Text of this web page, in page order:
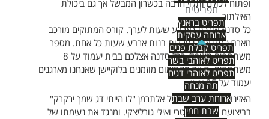
תפריטים
תפריט בראנץ
ארוחה עסקית
תפריט קבלת פנים
תפריט לאוהבי בשר
תפריט לאוהבי דגים
תה מנחה
ארוחת ערב שבת
שבת חמין
ופתוח לכולם ותלוי הרבה בכשרון המבשל אך גם ביכולת
האילתור.
כל סדנא אורכת כארבע שעות לערך. קורס המתוקים מורכב
מארבע סדנאות נפרדות בנות ארבע שעות כל אחת. מספר
משתתפים מינימלי בכל סדנה אצלכם בבית יעמוד על 8
משתתפים. בעוד מקסימום מוזמנים בלוקיישן שאנחנו מארגנים
יעמוד על 25 איש.
האזינו לשירו ההיטולי של אלתרמן "לו הייתי דג שמך ירקרק"
בביצועם של יונה עטרי ואילי גורליצקי. ומנגד את נעימתו של